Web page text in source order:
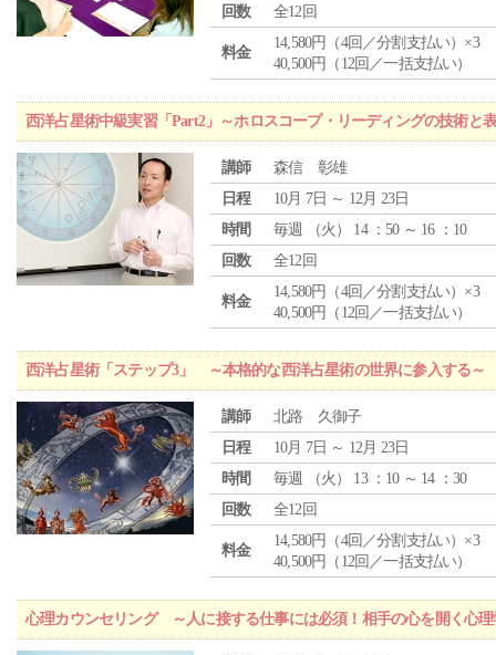
回数
全12回
料金
14,580円（4回／分割支払い）×3
40,500円（12回／一括支払い）
西洋占星術中級実習「Part2」～ホロスコープ・リーディングの技術と
講師
森信 彰雄
日程
10月 7日 ～ 12月 23日
時間
毎週 （火 ） 14 ：50 ～ 16 ：10
回数
全12回
料金
14,580円（4回／分割支払い）×3
40,500円（12回／一括支払い）
西洋占星術「ステップ3」 ～本格的な西洋占星術の世界に参入する～
講師
北路 久御子
日程
10月 7日 ～ 12月 23日
時間
毎週 （火 ） 13 ：10 ～ 14 ：30
回数
全12回
料金
14,580円（4回／分割支払い）×3
40,500円（12回／一括支払い）
心理カウンセリング ～人に接する仕事には必須！相手の心を開く心理